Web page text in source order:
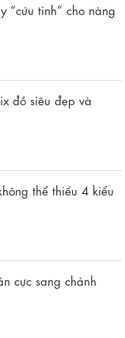
“cứu tinh” cho nàng
đồ siêu đẹp và
thể thiếu 4 kiểu
cực sang chảnh